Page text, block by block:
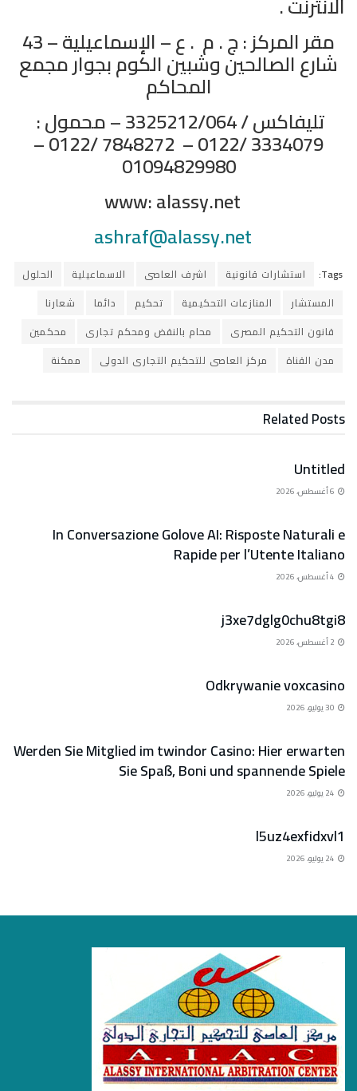
مقر المركز : ج . م . ع – الإسماعيلية – 43
شارع الصالحين وشبين الكوم بجوار مجمع
المحاكم
تليفاكس / 3325212/064 – محمول :
3334079 /0122 – 7848272 /0122 –
01094829980
ashraf@alassy.net
Tags: استشارات قانونية اشرف العاصى الاسماعيلية
الحلول
المستشار
المنازعات التحكيمية تحكيم دائما
شعارنا
قانون التحكيم المصرى
محام بالنقض ومحكم تجارى
محكمين
مدن القناة
مركز العاصى للتحكيم التجارى الدولى ممكنة
RelatedPosts
Untitled
In Conversazione Golove AI: Risposte Naturali e
Rapide per l’Utente Italiano
j3xe7dglg0chu8tgi8
Odkrywanie voxcasino
Werden Sie Mitglied im twindor Casino: Hier erwarten
Sie Spaß, Boni und spannende Spiele
l5uz4exfidxvl1